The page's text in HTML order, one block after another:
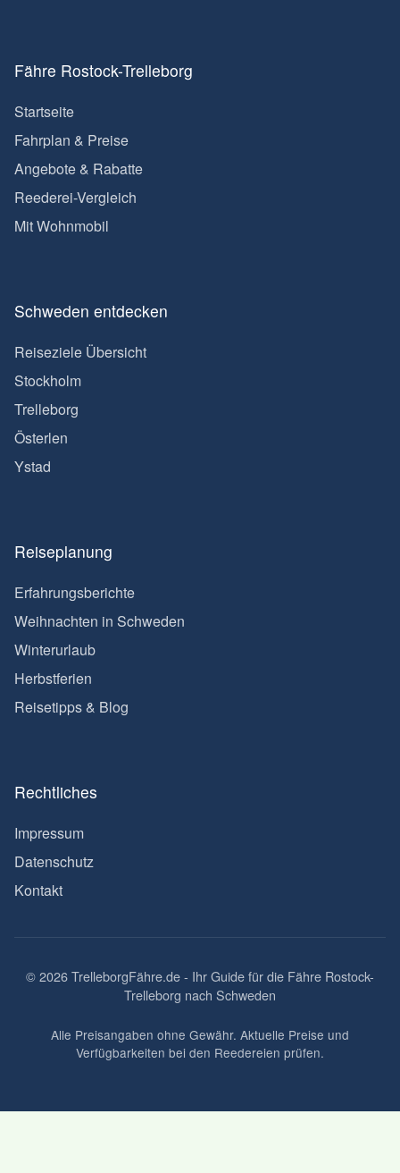
Fähre Rostock-Trelleborg
Startseite
Fahrplan & Preise
Angebote & Rabatte
Reederei-Vergleich
Mit Wohnmobil
Schweden entdecken
Reiseziele Übersicht
Stockholm
Trelleborg
Österlen
Ystad
Reiseplanung
Erfahrungsberichte
Weihnachten in Schweden
Winterurlaub
Herbstferien
Reisetipps & Blog
Rechtliches
Impressum
Datenschutz
Kontakt
© 2026 TrelleborgFähre.de - Ihr Guide für die Fähre Rostock-
Trelleborg nach Schweden
Alle Preisangaben ohne Gewähr. Aktuelle Preise und
Verfügbarkeiten bei den Reedereien prüfen.